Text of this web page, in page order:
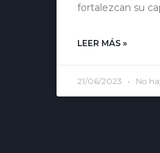
fortalezcan su
LEER MÁS »
21/06/2023 No